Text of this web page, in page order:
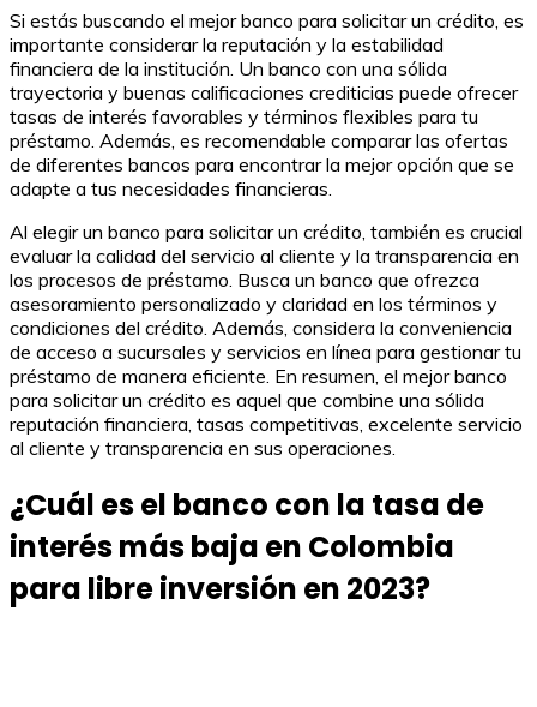
Si estás buscando el mejor banco para solicitar un crédito, es
importante considerar la reputación y la estabilidad
financiera de la institución. Un banco con una sólida
trayectoria y buenas calificaciones crediticias puede ofrecer
tasas de interés favorables y términos flexibles para tu
préstamo. Además, es recomendable comparar las ofertas
de diferentes bancos para encontrar la mejor opción que se
adapte a tus necesidades financieras.
Al elegir un banco para solicitar un crédito, también es crucial
evaluar la calidad del servicio al cliente y la transparencia en
los procesos de préstamo. Busca un banco que ofrezca
asesoramiento personalizado y claridad en los términos y
condiciones del crédito. Además, considera la conveniencia
de acceso a sucursales y servicios en línea para gestionar tu
préstamo de manera eficiente. En resumen, el mejor banco
para solicitar un crédito es aquel que combine una sólida
reputación financiera, tasas competitivas, excelente servicio
al cliente y transparencia en sus operaciones.
¿Cuál es el banco con la tasa de
interés más baja en Colombia
para libre inversión en 2023?